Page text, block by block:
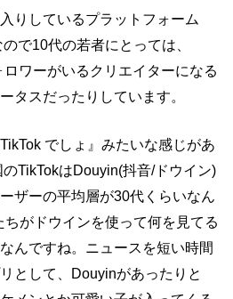
りしているプラットフォーム
で10代の若者にとっては、
ワーがいるクリエイターになる
タスだったりしています。
でしょ』みたいな感じがあ
TikTokはDouyin(抖音/ドウイン)
ザーの平均層が30代くらいなん
がドウインを使って何を見てる
んですね。ニュースを短い時間
として、Douyinがあったりと